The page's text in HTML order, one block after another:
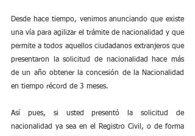
Desde hace tiempo, venimos anunciando que existe
una vía para agilizar el trámite de nacionalidad y que
permite a todos aquellos ciudadanos extranjeros que
presentaron la solicitud de nacionalidad hace más
de un año obtener la concesión de la Nacionalidad
en tiempo récord de 3 meses.
Así pues, si usted presentó la solicitud de
nacionalidad ya sea en el Registro Civil, o de forma